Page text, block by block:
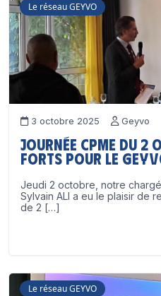
Le réseau GEYVO
3 octobre 2025 Geyvo
Journée CPME du 2
forts pour le
Jeudi 2 octobre, notre
Sylvain ALI a eu le plaisir de
de 2 […]
Le réseau GEYVO